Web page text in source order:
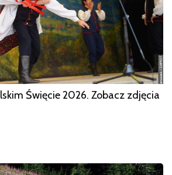
Święcie 2026. Zobacz zdjęcia